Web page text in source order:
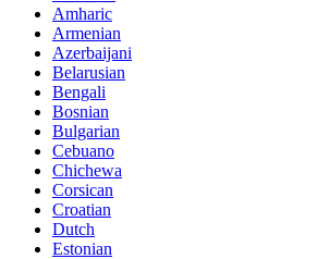
Amharic
Armenian
Azerbaijani
Belarusian
Bengali
Bosnian
Bulgarian
Cebuano
Chichewa
Corsican
Croatian
Dutch
Estonian